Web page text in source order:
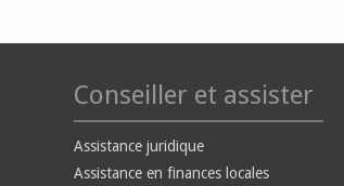
Conseiller et assister
Assistance juridique
Assistance en finances locales